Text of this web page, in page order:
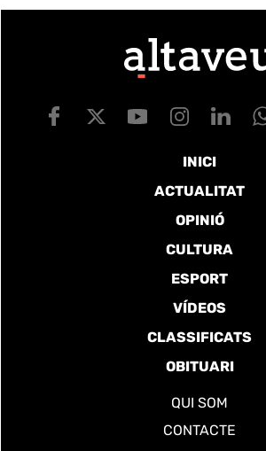
INICI
ACTUALITAT
OPINIÓ
CULTURA
ESPORT
VÍDEOS
CLASSIFICATS
OBITUARI
QUI SOM
CONTACTE